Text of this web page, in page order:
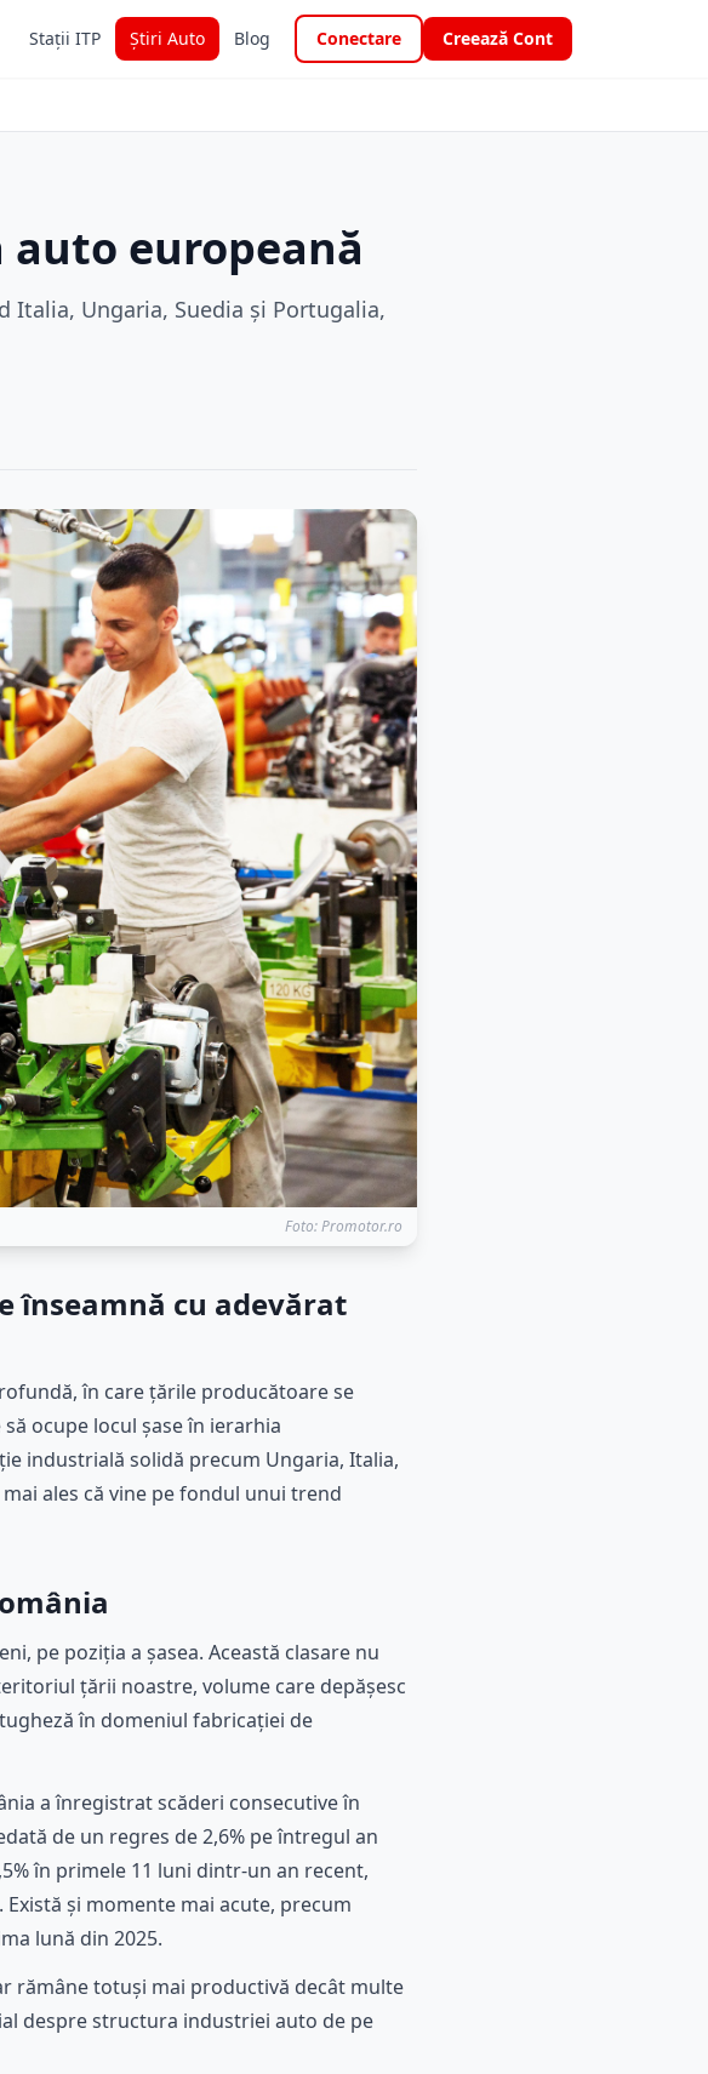
Stații ITP Știri Auto Blog Conectare Creează Cont
europeană
Italia, Ungaria, Suedia și Portugalia,
Foto: Promotor.ro
înseamnă cu adevărat
în care țările producătoare se
ocupe locul șase în ierarhia
industrială solidă precum Ungaria, Italia,
ales că vine pe fondul unui trend
pe poziția a șasea. Această clasare nu
țării noastre, volume care depășesc
în domeniul fabricației de
a înregistrat scăderi consecutive în
de un regres de 2,6% pe întregul an
în primele 11 luni dintr-un an recent,
și momente mai acute, precum
lună din 2025.
rămâne totuși mai productivă decât multe
despre structura industriei auto de pe